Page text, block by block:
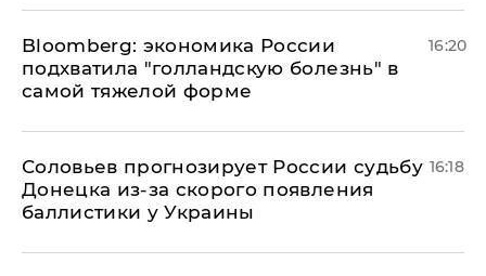
Bloomberg: экономика России
подхватила "голландскую болезнь" в
самой тяжелой форме
16:20
Соловьев прогнозирует России судьбу
Донецка из-за скорого появления
баллистики у Украины
16:18